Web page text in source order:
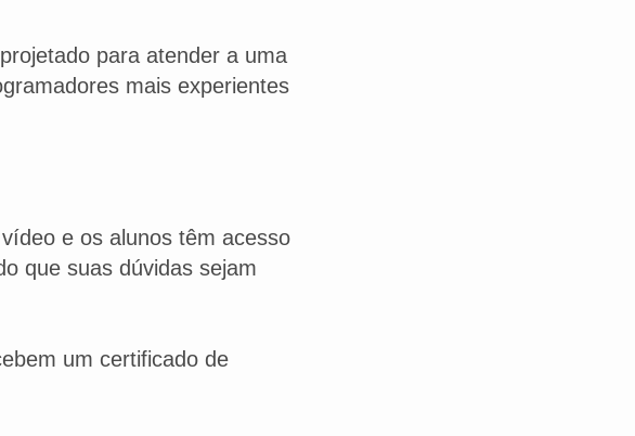
para atender a uma
mais experientes
e os alunos têm acesso
que suas dúvidas sejam
um certificado de